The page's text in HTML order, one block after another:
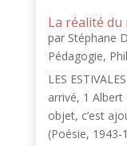
La réalité
par Stéphane
Pédagogie,
LES
arrivé, 1
objet, c’est
(Poésie,